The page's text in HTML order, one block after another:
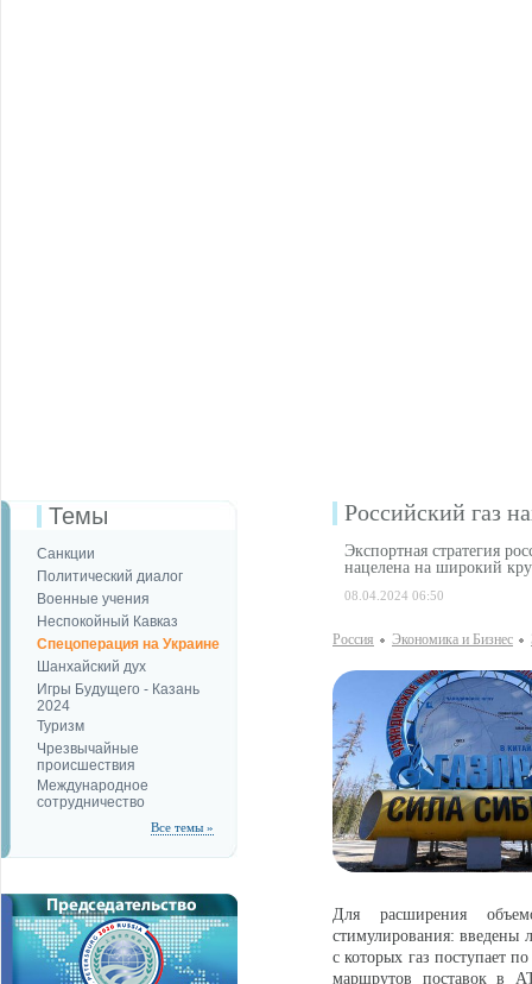
Темы
Санкции
Политический диалог
Военные учения
Неспокойный Кавказ
Спецоперация на Украине
Шанхайский дух
Игры Будущего - Казань
2024
Туризм
Чрезвычайные
происшествия
Международное
сотрудничество
Все темы »
Российский газ
Экспортная стратегия
нацелена на широкий
08.04.2024 06:50
Россия Экономика и Бизнес
Для расширения
стимулирования: введены
с которых газ поступает
маршрутов поставок в